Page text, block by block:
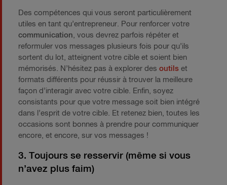
Des compétences qui vous seront particulièrement
utiles en tant qu’entrepreneur. Pour renforcer votre
communication , vous devrez parfois répéter et
reformuler vos messages plusieurs fois pour qu’ils
sortent du lot, atteignent votre cible et soient bien
mémorisés. N’hésitez pas à explorer des outils et
formats différents pour réussir à trouver la meilleure
façon d’interagir avec votre cible. Enfin, soyez
consistants pour que votre message soit bien intégré
dans l’esprit de votre cible. Et retenez bien, toutes les
occasions sont bonnes à prendre pour communiquer
encore, et encore, sur vos messages !
3. Toujours se resservir (même si vous
n’avez plus faim)